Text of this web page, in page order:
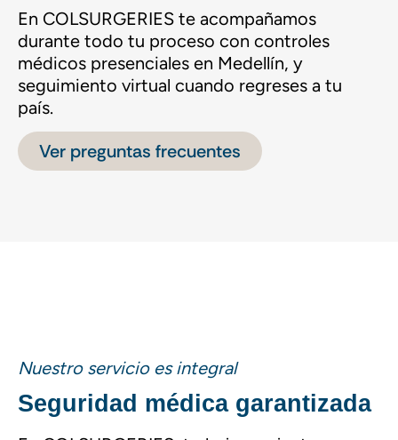
En COLSURGERIES te acompañamos
durante todo tu proceso con controles
médicos presenciales en Medellín, y
seguimiento virtual cuando regreses a tu
país.
Ver preguntas frecuentes
Nuestro servicio es integral
Seguridad médica garantizada